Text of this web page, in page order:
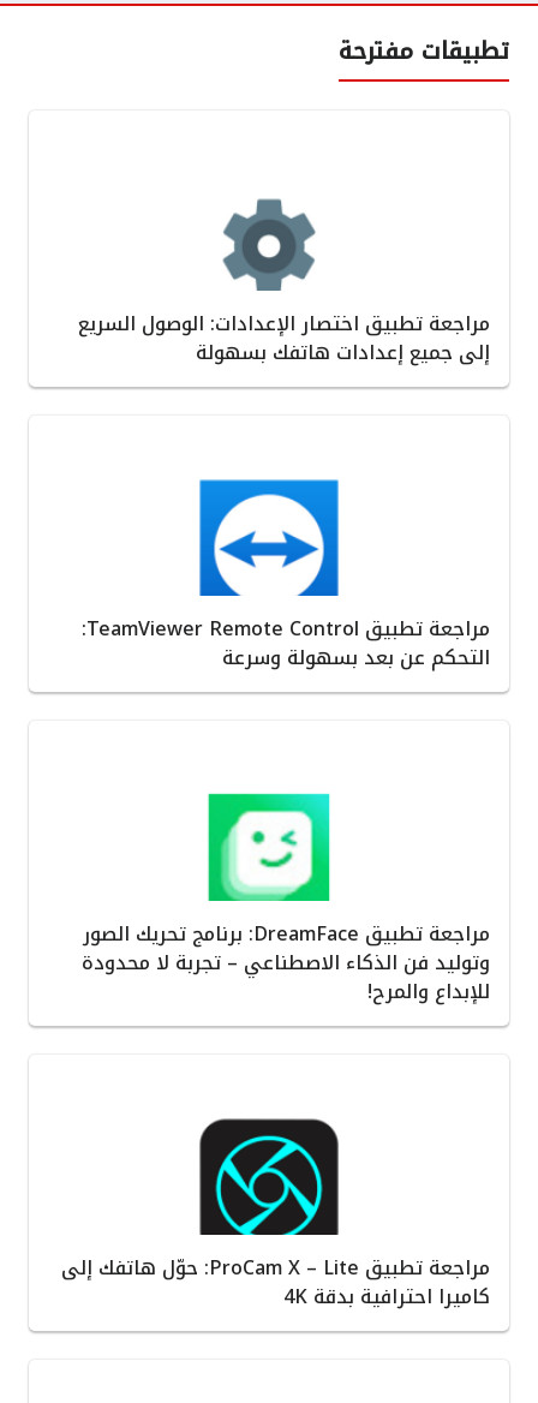
تطبيقات مفترحة
مراجعة تطبيق اختصار الإعدادات: الوصول السريع
إلى جميع إعدادات هاتفك بسهولة
مراجعة تطبيق TeamViewer Remote Control:
التحكم عن بعد بسهولة وسرعة
مراجعة تطبيق DreamFace: برنامج تحريك الصور
وتوليد فن الذكاء الاصطناعي – تجربة لا محدودة
للإبداع والمرح!
مراجعة تطبيق ProCam X – Lite: حوّل هاتفك إلى
كاميرا احترافية بدقة 4K